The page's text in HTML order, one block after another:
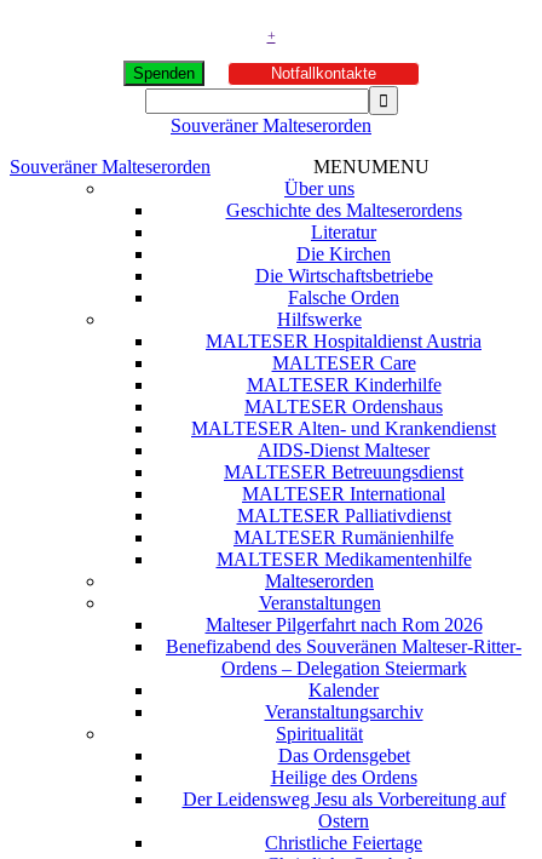
+
Spenden Notfallkontakte
Souveräner Malteserorden
Souveräner Malteserorden
MENUMENU
Über uns
Geschichte des Malteserordens
Literatur
Die Kirchen
Die Wirtschaftsbetriebe
Falsche Orden
Hilfswerke
MALTESER Hospitaldienst Austria
MALTESER Care
MALTESER Kinderhilfe
MALTESER Ordenshaus
MALTESER Alten- und Krankendienst
AIDS-Dienst Malteser
MALTESER Betreuungsdienst
MALTESER International
MALTESER Palliativdienst
MALTESER Rumänienhilfe
MALTESER Medikamentenhilfe
Malteserorden
Veranstaltungen
Malteser Pilgerfahrt nach Rom 2026
Benefizabend des Souveränen Malteser-Ritter-
Ordens – Delegation Steiermark
Kalender
Veranstaltungsarchiv
Spiritualität
Das Ordensgebet
Heilige des Ordens
Der Leidensweg Jesu als Vorbereitung auf
Ostern
Christliche Feiertage